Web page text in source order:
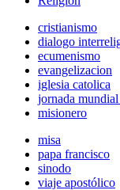
cristianismo
dialogo
ecumenismo
evangelizacion
iglesia catolica
jornada
misionero
misa
papa francisco
sinodo
viaje apostólico